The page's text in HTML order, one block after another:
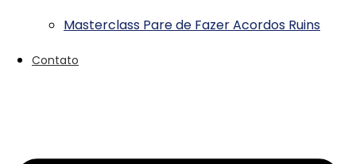
Masterclass Pare de Fazer Acordos Ruins
Contato